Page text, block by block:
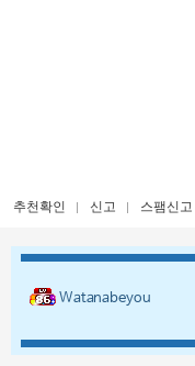
추천확인 신고 스팸신고
Watanabeyou